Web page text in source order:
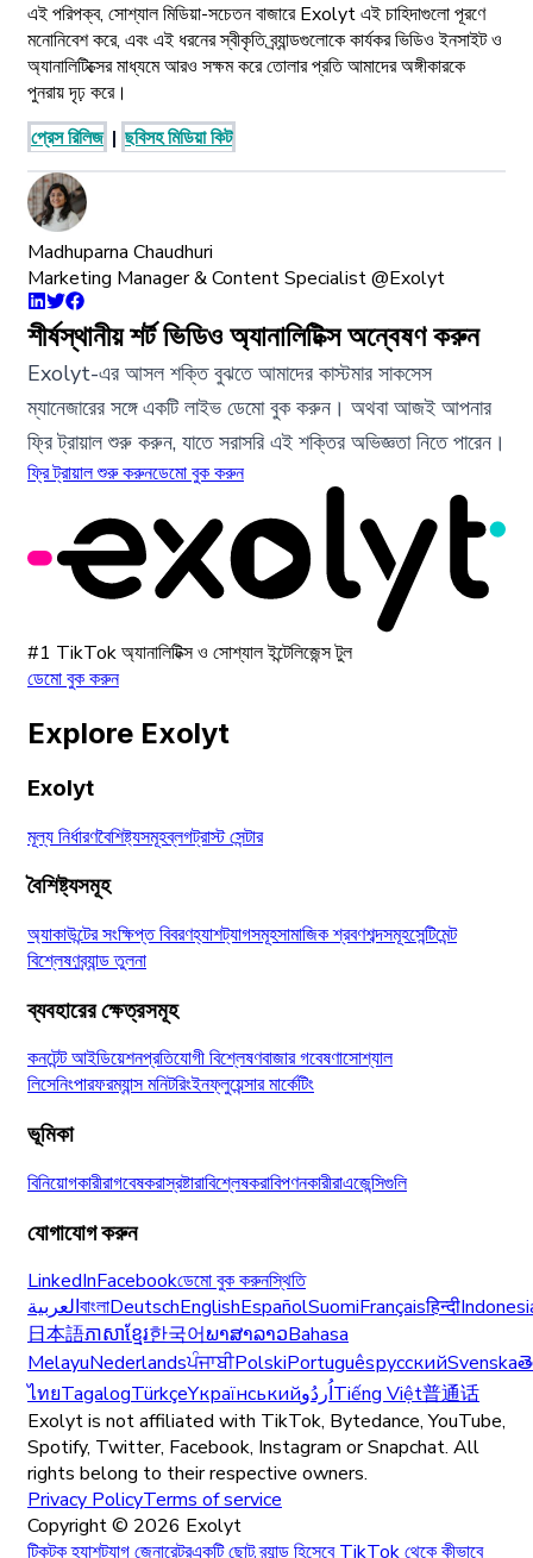
এই পরিপক্ব, সোশ্যাল মিডিয়া-সচেতন বাজারে Exolyt এই চাহিদাগুলো পূরণে
মনোনিবেশ করে, এবং এই ধরনের স্বীকৃতি ব্র্যান্ডগুলোকে কার্যকর ভিডিও ইনসাইট ও
অ্যানালিটিক্সের মাধ্যমে আরও সক্ষম করে তোলার প্রতি আমাদের অঙ্গীকারকে
পুনরায় দৃঢ় করে।
প্রেস রিলিজ | ছবিসহ মিডিয়া কিট
Madhuparna Chaudhuri
Marketing Manager & Content Specialist @Exolyt
শীর্ষস্থানীয় শর্ট ভিডিও অ্যানালিটিক্স অন্বেষণ করুন
Exolyt-এর আসল শক্তি বুঝতে আমাদের কাস্টমার সাকসেস
ম্যানেজারের সঙ্গে একটি লাইভ ডেমো বুক করুন। অথবা আজই আপনার
ফ্রি ট্রায়াল শুরু করুন, যাতে সরাসরি এই শক্তির অভিজ্ঞতা নিতে পারেন।
ফ্রি ট্রায়াল শুরু করুনডেমো বুক করুন
#1 TikTok অ্যানালিটিক্স ও সোশ্যাল ইন্টেলিজেন্স টুল
ডেমো বুক করুন
Explore Exolyt
Exolyt
মূল্য নির্ধারণবৈশিষ্ট্যসমূহব্লগট্রাস্ট সেন্টার
বৈশিষ্ট্যসমূহ
অ্যাকাউন্টের সংক্ষিপ্ত বিবরণহ্যাশট্যাগসমূহসামাজিক শ্রবণশব্দসমূহসেন্টিমেন্ট
বিশ্লেষণব্র্যান্ড তুলনা
ব্যবহারের ক্ষেত্রসমূহ
কনটেন্ট আইডিয়েশনপ্রতিযোগী বিশ্লেষণবাজার গবেষণাসোশ্যাল
লিসেনিংপারফরম্যান্স মনিটরিংইনফ্লুয়েন্সার মার্কেটিং
ভূমিকা
বিনিয়োগকারীরাগবেষকরাস্রষ্টারাবিশ্লেষকরাবিপণনকারীরাএজেন্সিগুলি
যোগাযোগ করুন
LinkedInFacebookডেমো বুক করুনস্থিতি
العربيةবাংলাDeutschEnglishEspañolSuomiFrançaisहिन्दी
日本語ភាសាខ្មែរ한국어ພາສາລາວBahasa
MelayuNederlandsਪੰਜਾਬੀPolskiPortuguêsрусскийSvenska
ไทยTagalogTürkçeYкраїнськийاُردُوTiếng Việt普通话
Exolyt is not affiliated with TikTok, Bytedance, YouTube,
Spotify, Twitter, Facebook, Instagram or Snapchat. All
rights belong to their respective owners.
Privacy PolicyTerms of service
Copyright © 2026 Exolyt
টিকটক হ্যাশট্যাগ জেনারেটরএকটি ছোট ব্র্যান্ড হিসেবে TikTok থেকে কীভাবে